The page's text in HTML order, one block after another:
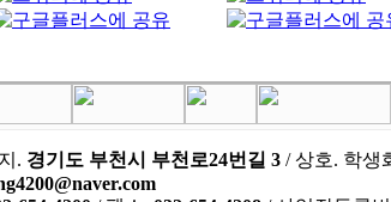
. 경기도 부천시 부천로24번길 3 / 상호. 학생